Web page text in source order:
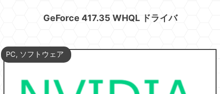
GeForce 417.35 WHQL ドライバ
PC, ソフトウェア